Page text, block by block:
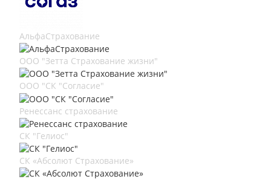
АльфаСтрахование
ООО "Зетта Страхование жизни"
ООО "СК "Согласие"
Ренессанс страхование
СК "Гелиос"
СК «Абсолют Страхование»